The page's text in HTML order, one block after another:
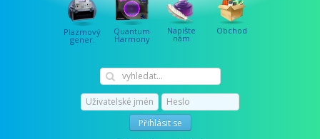
Plazmový
gener.
Quantum
Harmony
Napište
nám
Obchod
Přihlásit se